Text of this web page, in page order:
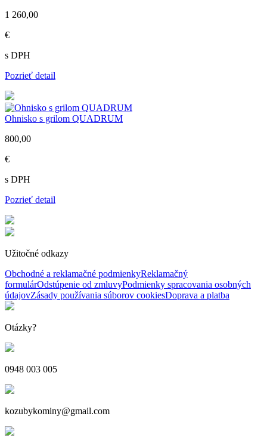
1 260,00
€
s DPH
Pozrieť detail
Ohnisko s grilom QUADRUM
800,00
€
s DPH
Pozrieť detail
Užitočné odkazy
Obchodné a reklamačné podmienkyReklamačný
formulárOdstúpenie od zmluvyPodmienky spracovania osobných
údajovZásady používania súborov cookiesDoprava a platba
Otázky?
0948 003 005
kozubykominy@gmail.com